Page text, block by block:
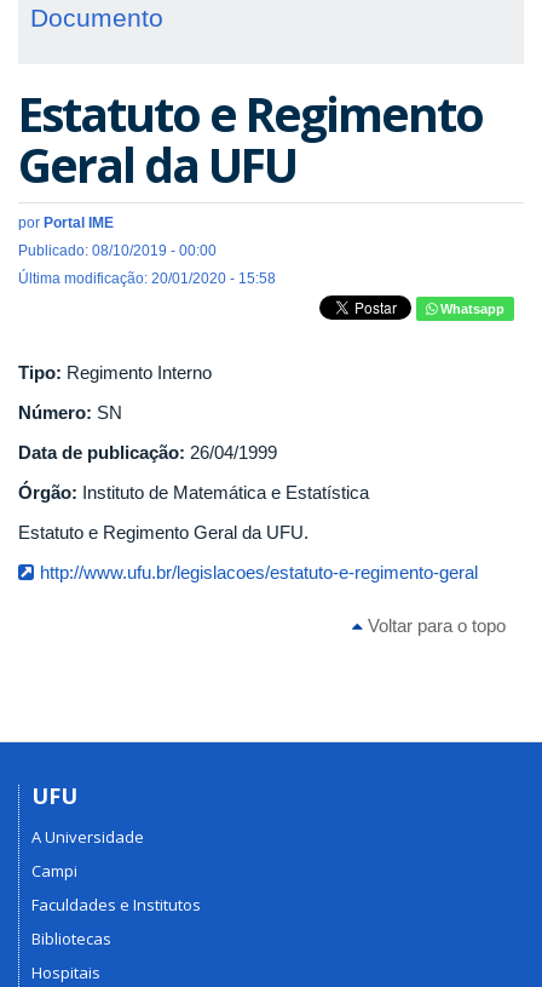
Documento
Estatuto e Regimento
Geral da UFU
por Portal IME
Publicado: 08/10/2019 - 00:00
Última modificação: 20/01/2020 - 15:58
Whatsapp
Tipo: Regimento Interno
Número: SN
Data de publicação: 26/04/1999
Órgão: Instituto de Matemática e Estatística
Estatuto e Regimento Geral da UFU.
http://www.ufu.br/legislacoes/estatuto-e-regimento-geral
Voltar para o topo
UFU
A Universidade
Campi
Faculdades e Institutos
Bibliotecas
Hospitais